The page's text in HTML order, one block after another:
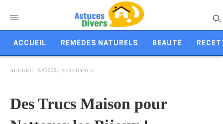
ACCUEIL REMÈDES NATURELS BEAUTÉ
ACCUEIL NETTOYAGE
Des Trucs Maison pour